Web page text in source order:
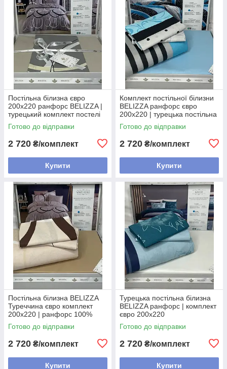
Постільна білизна євро
200х220 ранфорс BELIZZA |
турецький комплект постелі
Готово до відправки
2 720 ₴/комплект
Купити
Комплект постільної білизни
BELIZZA ранфорс євро
200х220 | турецька постільна
білизна
Готово до відправки
2 720 ₴/комплект
Купити
Постільна білизна BELIZZA
Туреччина євро комплект
200х220 | ранфорс 100%
бавовна
Готово до відправки
2 720 ₴/комплект
Купити
Турецька постільна білизна
BELIZZA ранфорс | комплект
євро 200х220
Готово до відправки
2 720 ₴/комплект
Купити